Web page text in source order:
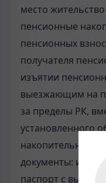
место
пенсионные
пенсионных
получателя
изъятии
выезжающим на
за пределы РК,
установленного
накопительный
документы:
паспорт с